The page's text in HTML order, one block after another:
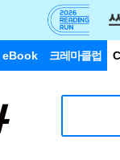
eBook 크레마클럽